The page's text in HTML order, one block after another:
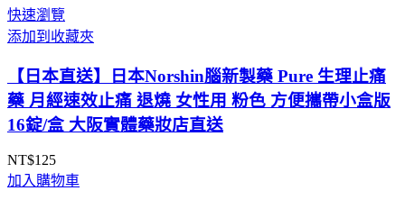
NT$998
快速瀏覽
添加到收藏夾
【日本直送】日本Norshin腦新製藥 Pure 生理止痛
藥 月經速效止痛 退燒 女性用 粉色 方便攜帶小盒版
16錠/盒 大阪實體藥妝店直送
NT$125
加入購物車